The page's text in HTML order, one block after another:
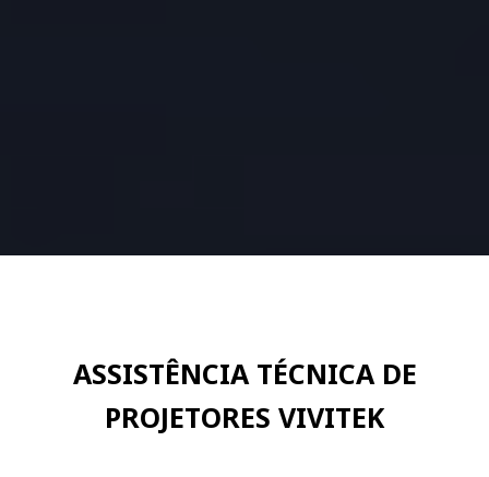
ASSISTÊNCIA TÉCNICA DE
PROJETORES VIVITEK